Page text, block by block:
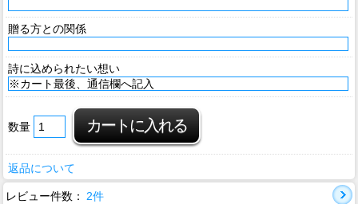
贈る方との関係
詩に込められたい想い
数量
返品について
レビュー件数： 2件